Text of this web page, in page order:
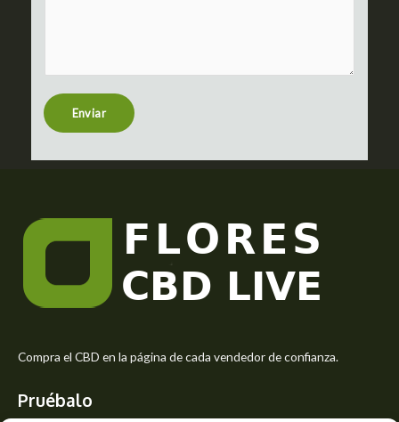
t
r
s
e
Enviar
Compra el CBD en la página de cada vendedor de confianza.
Pruébalo